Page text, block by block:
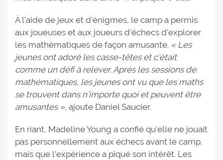
À l’aide de jeux et d’énigmes, le camp a permis
aux joueuses et aux joueurs d’échecs d’explorer
les mathématiques de façon amusante. « Les
jeunes ont adoré les casse-têtes et c’était
comme un défi à relever. Après les sessions de
mathématiques, les jeunes ont vu que les maths
se trouvent dans n’importe quoi et peuvent être
amusantes », ajoute Daniel Saucier.
En riant, Madeline Young a confié qu’elle ne jouait
pas personnellement aux échecs avant le camp,
mais que l’expérience a piqué son intérêt. Les